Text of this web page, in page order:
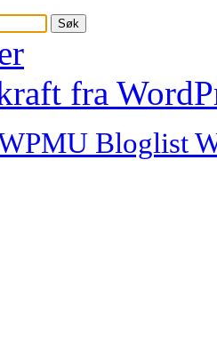
fra
Bloglist